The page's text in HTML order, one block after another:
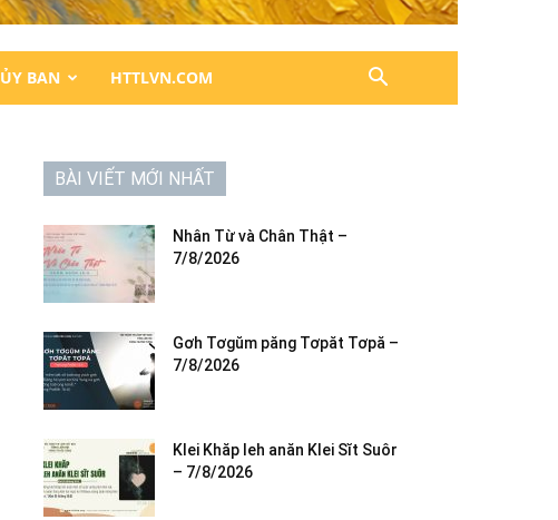
ỦY BAN HTTLVN.COM
BÀI VIẾT MỚI NHẤT
Nhân Từ và Chân Thật –
7/8/2026
Gơh Tơgŭm păng Tơpăt Tơpă –
7/8/2026
Klei Khăp leh anăn Klei Sĭt Suôr
– 7/8/2026